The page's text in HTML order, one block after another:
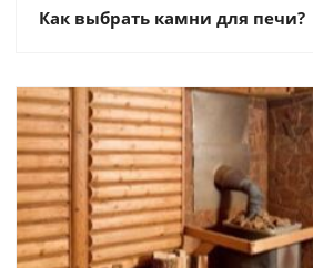
Как выбрать камни для печи?